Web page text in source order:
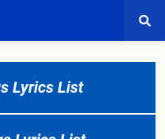
Lyrics List